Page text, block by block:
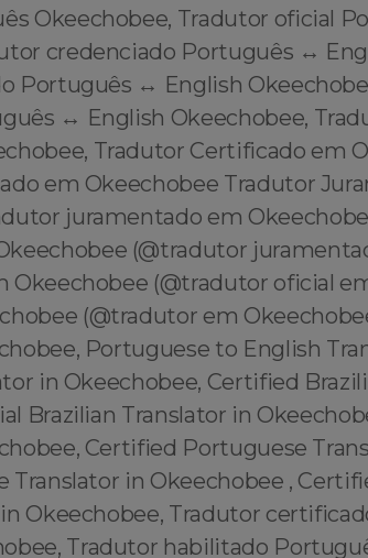
Okeechobee, Tradutor oficial
credenciado Português ↔️
Português ↔️ English
↔️ English Okeechobee,
Tradutor Certificado em
em Okeechobee Tradutor
juramentado em
(@tradutor
Okeechobee (@tradutor oficial
(@tradutor em
Portuguese to English
in Okeechobee, Certified
Brazilian Translator in
Certified Portuguese
Translator in Okeechobee ,
Okeechobee, Tradutor
Tradutor habilitado